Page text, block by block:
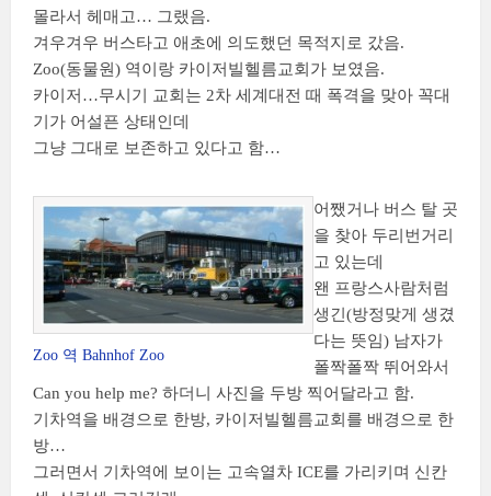
몰라서 헤매고… 그랬음.
겨우겨우 버스타고 애초에 의도했던 목적지로 갔음.
Zoo(동물원) 역이랑 카이저빌헬름교회가 보였음.
카이저…무시기 교회는 2차 세계대전 때 폭격을 맞아 꼭대
기가 어설픈 상태인데
그냥 그대로 보존하고 있다고 함…
Zoo 역 Bahnhof Zoo
어쨌거나 버스 탈 곳
을 찾아 두리번거리
고 있는데
왠 프랑스사람처럼
생긴(방정맞게 생겼
다는 뜻임) 남자가
폴짝폴짝 뛰어와서
Can you help me? 하더니 사진을 두방 찍어달라고 함.
기차역을 배경으로 한방, 카이저빌헬름교회를 배경으로 한
방…
그러면서 기차역에 보이는 고속열차 ICE를 가리키며 신칸